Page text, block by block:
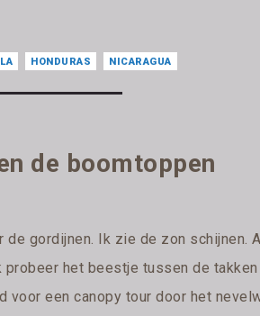
HONDURAS NICARAGUA
de boomtoppen
gordijnen. Ik zie de zon schijnen.
het beestje tussen de
een canopy tour door het